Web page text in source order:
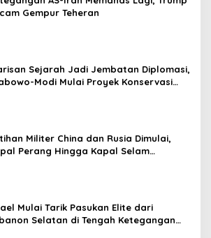
Gempur Teheran
Sejarah Jadi Jembatan Diplomasi,
Modi Mulai Proyek Konservasi
Militer China dan Rusia Dimulai,
Perang Hingga Kapal Selam
Mulai Tarik Pasukan Elite dari
Selatan di Tengah Ketegangan